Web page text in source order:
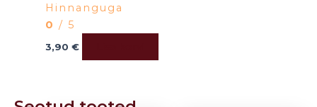
Hinnanguga
0 / 5
3,90 €